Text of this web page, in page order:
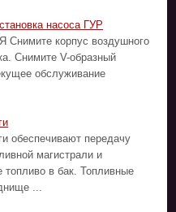
насоса ГУР
корпус воздушного
Снимите V-образный
обслуживание
обеспечивают передачу
магистрали и
в бак. Топливные
...